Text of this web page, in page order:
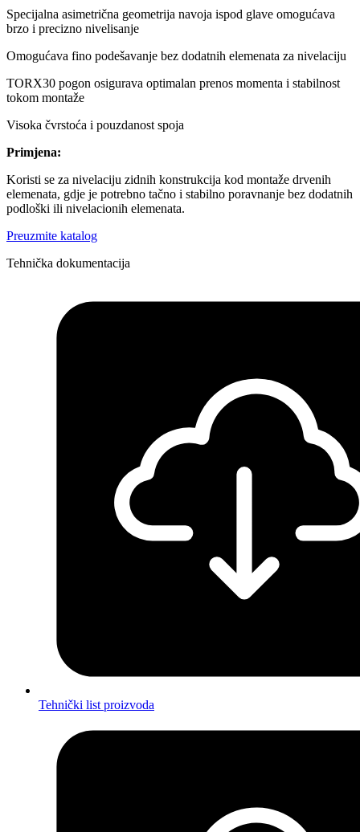
Specijalna asimetrična geometrija navoja ispod glave omogućava
brzo i precizno nivelisanje
Omogućava fino podešavanje bez dodatnih elemenata za nivelaciju
TORX30 pogon osigurava optimalan prenos momenta i stabilnost
tokom montaže
Visoka čvrstoća i pouzdanost spoja
Primjena:
Koristi se za nivelaciju zidnih konstrukcija kod montaže drvenih
elemenata, gdje je potrebno tačno i stabilno poravnanje bez dodatnih
podloški ili nivelacionih elemenata.
Preuzmite katalog
Tehnička dokumentacija
Tehnički list proizvoda